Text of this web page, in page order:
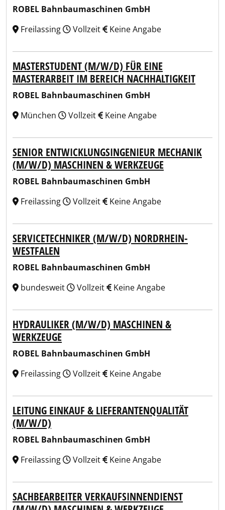
ROBEL Bahnbaumaschinen GmbH
Freilassing
Vollzeit Keine Angabe
MASTERSTUDENT (M/W/D) FÜR EINE
MASTERARBEIT IM BEREICH NACHHALTIGKEIT
ROBEL Bahnbaumaschinen GmbH
München
Vollzeit Keine Angabe
SENIOR ENTWICKLUNGSINGENIEUR MECHANIK
(M/W/D) MASCHINEN & WERKZEUGE
ROBEL Bahnbaumaschinen GmbH
Freilassing
Vollzeit Keine Angabe
SERVICETECHNIKER (M/W/D) NORDRHEIN-
WESTFALEN
ROBEL Bahnbaumaschinen GmbH
bundesweit
Vollzeit Keine Angabe
HYDRAULIKER (M/W/D) MASCHINEN &
WERKZEUGE
ROBEL Bahnbaumaschinen GmbH
Freilassing
Vollzeit Keine Angabe
LEITUNG EINKAUF & LIEFERANTENQUALITÄT
(M/W/D)
ROBEL Bahnbaumaschinen GmbH
Freilassing
Vollzeit Keine Angabe
SACHBEARBEITER VERKAUFSINNENDIENST